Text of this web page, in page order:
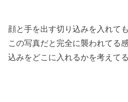
顔と手を出す切り込みを入れても
この写真だと完全に襲われてる
込みをどこに入れるかを考えて